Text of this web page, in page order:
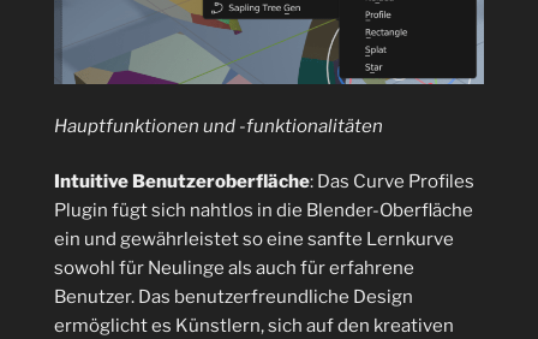
Hauptfunktionen und -funktionalitäten
Intuitive Benutzeroberfläche: Das Curve Profiles
Plugin fügt sich nahtlos in die Blender-Oberfläche
ein und gewährleistet so eine sanfte Lernkurve
sowohl für Neulinge als auch für erfahrene
Benutzer. Das benutzerfreundliche Design
ermöglicht es Künstlern, sich auf den kreativen